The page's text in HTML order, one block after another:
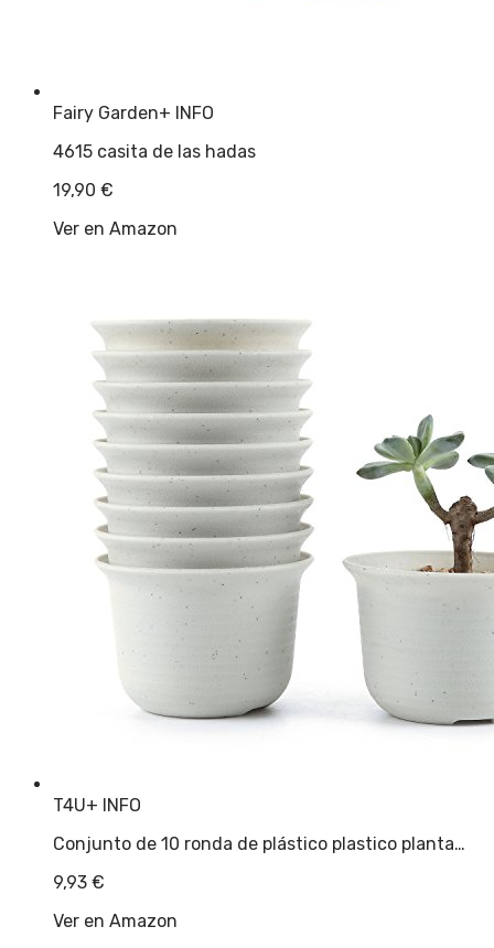
Fairy Garden+ INFO
4615 casita de las hadas
19,90 €
Ver en Amazon
T4U+ INFO
Conjunto de 10 ronda de plástico plastico planta…
9,93 €
Ver en Amazon